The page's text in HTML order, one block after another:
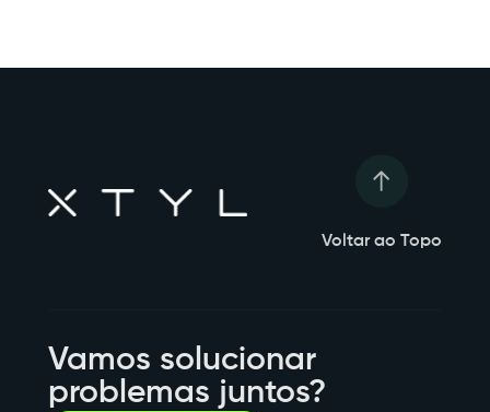
Voltar ao Topo
Vamos solucionar
problemas juntos?